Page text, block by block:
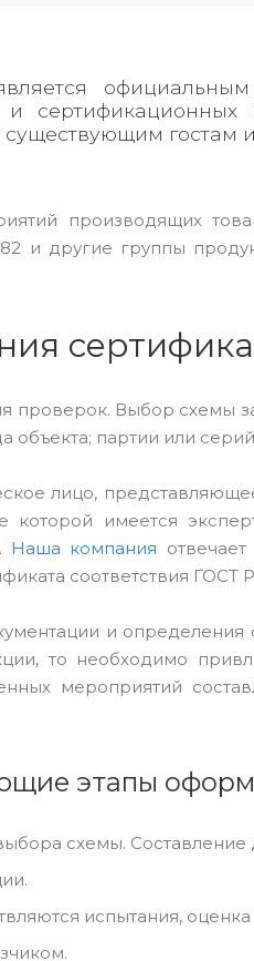
и
существующим гостам
производящих
и другие группы
Выбор схемы
партии или
лицо,
имеется
Наша компания
соответствия ГОСТ
и
то необходимо
мероприятий
этапы
схемы. Составление
испытания,